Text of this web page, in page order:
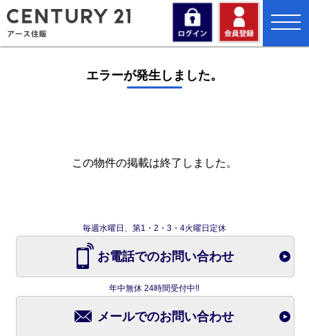
toggle
エラーが発生しました。
この物件の掲載は終了しました。
毎週水曜日、第1・2・3・4火曜日定休
お電話でのお問い合わせ
年中無休 24時間受付中!!
メールでのお問い合わせ